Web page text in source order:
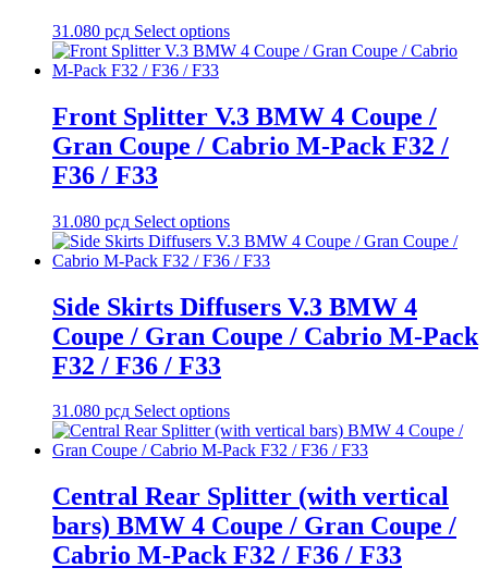
31.080 рсд Select options
Front Splitter V.3 BMW 4 Coupe /
Gran Coupe / Cabrio M-Pack F32 /
F36 / F33
31.080 рсд Select options
Side Skirts Diffusers V.3 BMW 4
Coupe / Gran Coupe / Cabrio M-Pack
F32 / F36 / F33
31.080 рсд Select options
Central Rear Splitter (with vertical
bars) BMW 4 Coupe / Gran Coupe /
Cabrio M-Pack F32 / F36 / F33